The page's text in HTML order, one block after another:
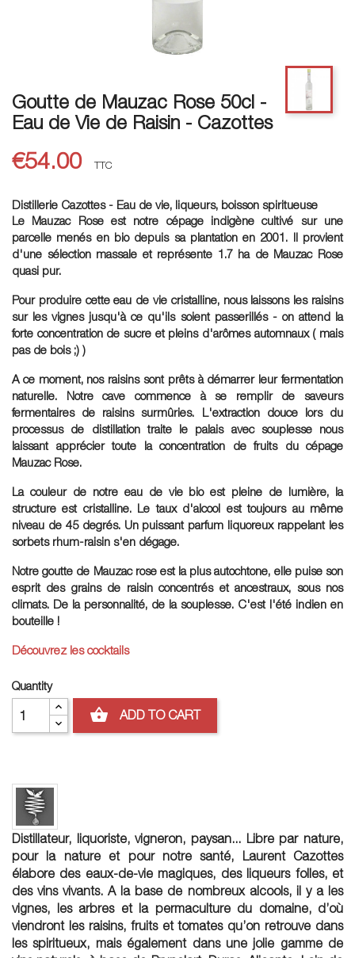
Goutte de Mauzac Rose 50cl -
Eau de Vie de Raisin - Cazottes
€54.00 TTC
Distillerie Cazottes - Eau de vie, liqueurs, boisson spiritueuse
Le Mauzac Rose est notre cépage indigène cultivé sur une
parcelle menés en bio depuis sa plantation en 2001. Il provient
d'une sélection massale et représente 1.7 ha de Mauzac Rose
quasi pur.
Pour produire cette eau de vie cristalline, nous laissons les raisins
sur les vignes jusqu'à ce qu'ils soient passerillés - on attend la
forte concentration de sucre et pleins d'arômes automnaux ( mais
pas de bois ;) )
A ce moment, nos raisins sont prêts à démarrer leur fermentation
naturelle. Notre cave commence à se remplir de saveurs
fermentaires de raisins surmûries. L'extraction douce lors du
processus de distillation traite le palais avec souplesse nous
laissant apprécier toute la concentration de fruits du cépage
Mauzac Rose.
La couleur de notre eau de vie bio est pleine de lumière, la
structure est cristalline. Le taux d'alcool est toujours au même
niveau de 45 degrés. Un puissant parfum liquoreux rappelant les
sorbets rhum-raisin s'en dégage.
Notre goutte de Mauzac rose est la plus autochtone, elle puise son
esprit des grains de raisin concentrés et ancestraux, sous nos
climats. De la personnalité, de la souplesse. C'est l'été indien en
bouteille !
Découvrez les cocktails
Quantity
shopping_basket ADD TO CART
Distillateur, liquoriste, vigneron, paysan... Libre par nature,
pour la nature et pour notre santé, Laurent Cazottes
élabore des eaux-de-vie magiques, des liqueurs folles, et
des vins vivants. A la base de nombreux alcools, il y a les
vignes, les arbres et la permaculture du domaine, d’où
viendront les raisins, fruits et tomates qu’on retrouve dans
les spiritueux, mais également dans une jolie gamme de